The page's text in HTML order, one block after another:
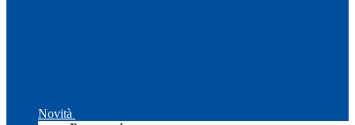
Novità